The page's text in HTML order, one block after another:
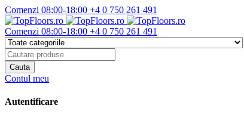
Comenzi 08:00-18:00 +4 0 750 261 491
Comenzi 08:00-18:00 +4 0 750 261 491
Contul meu
Autentificare